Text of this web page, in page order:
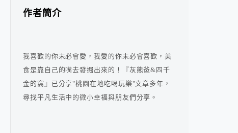
作者簡介
我喜歡的你未必會愛，我愛的你未必會喜歡，美
食是靠自己的嘴去發掘出來的！『灰熊爸&四千
金的窩』已分享"桃園在地吃喝玩樂"文章多年，
尋找平凡生活中的微小幸福與朋友們分享。